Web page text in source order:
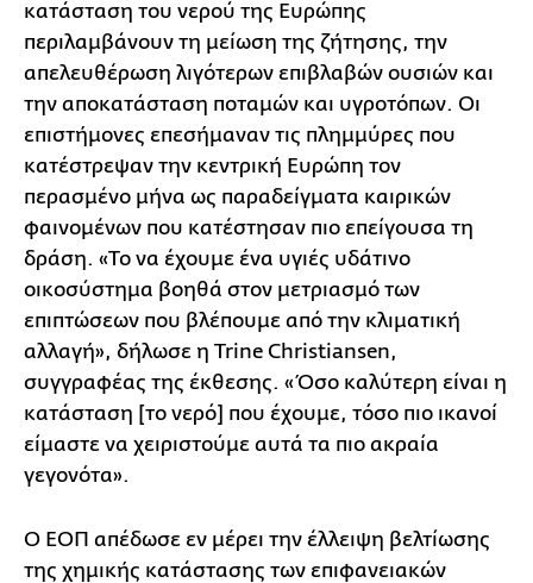
κατάσταση του νερού της Ευρώπης
περιλαμβάνουν τη μείωση της ζήτησης, την
απελευθέρωση λιγότερων επιβλαβών ουσιών και
την αποκατάσταση ποταμών και υγροτόπων. Οι
επιστήμονες επεσήμαναν τις πλημμύρες που
κατέστρεψαν την κεντρική Ευρώπη τον
περασμένο μήνα ως παραδείγματα καιρικών
φαινομένων που κατέστησαν πιο επείγουσα τη
δράση. «Το να έχουμε ένα υγιές υδάτινο
οικοσύστημα βοηθά στον μετριασμό των
επιπτώσεων που βλέπουμε από την κλιματική
αλλαγή», δήλωσε η Trine Christiansen,
συγγραφέας της έκθεσης. «Όσο καλύτερη είναι η
κατάσταση [το νερό] που έχουμε, τόσο πιο ικανοί
είμαστε να χειριστούμε αυτά τα πιο ακραία
γεγονότα».
Ο ΕΟΠ απέδωσε εν μέρει την έλλειψη βελτίωσης
της χημικής κατάστασης των επιφανειακών